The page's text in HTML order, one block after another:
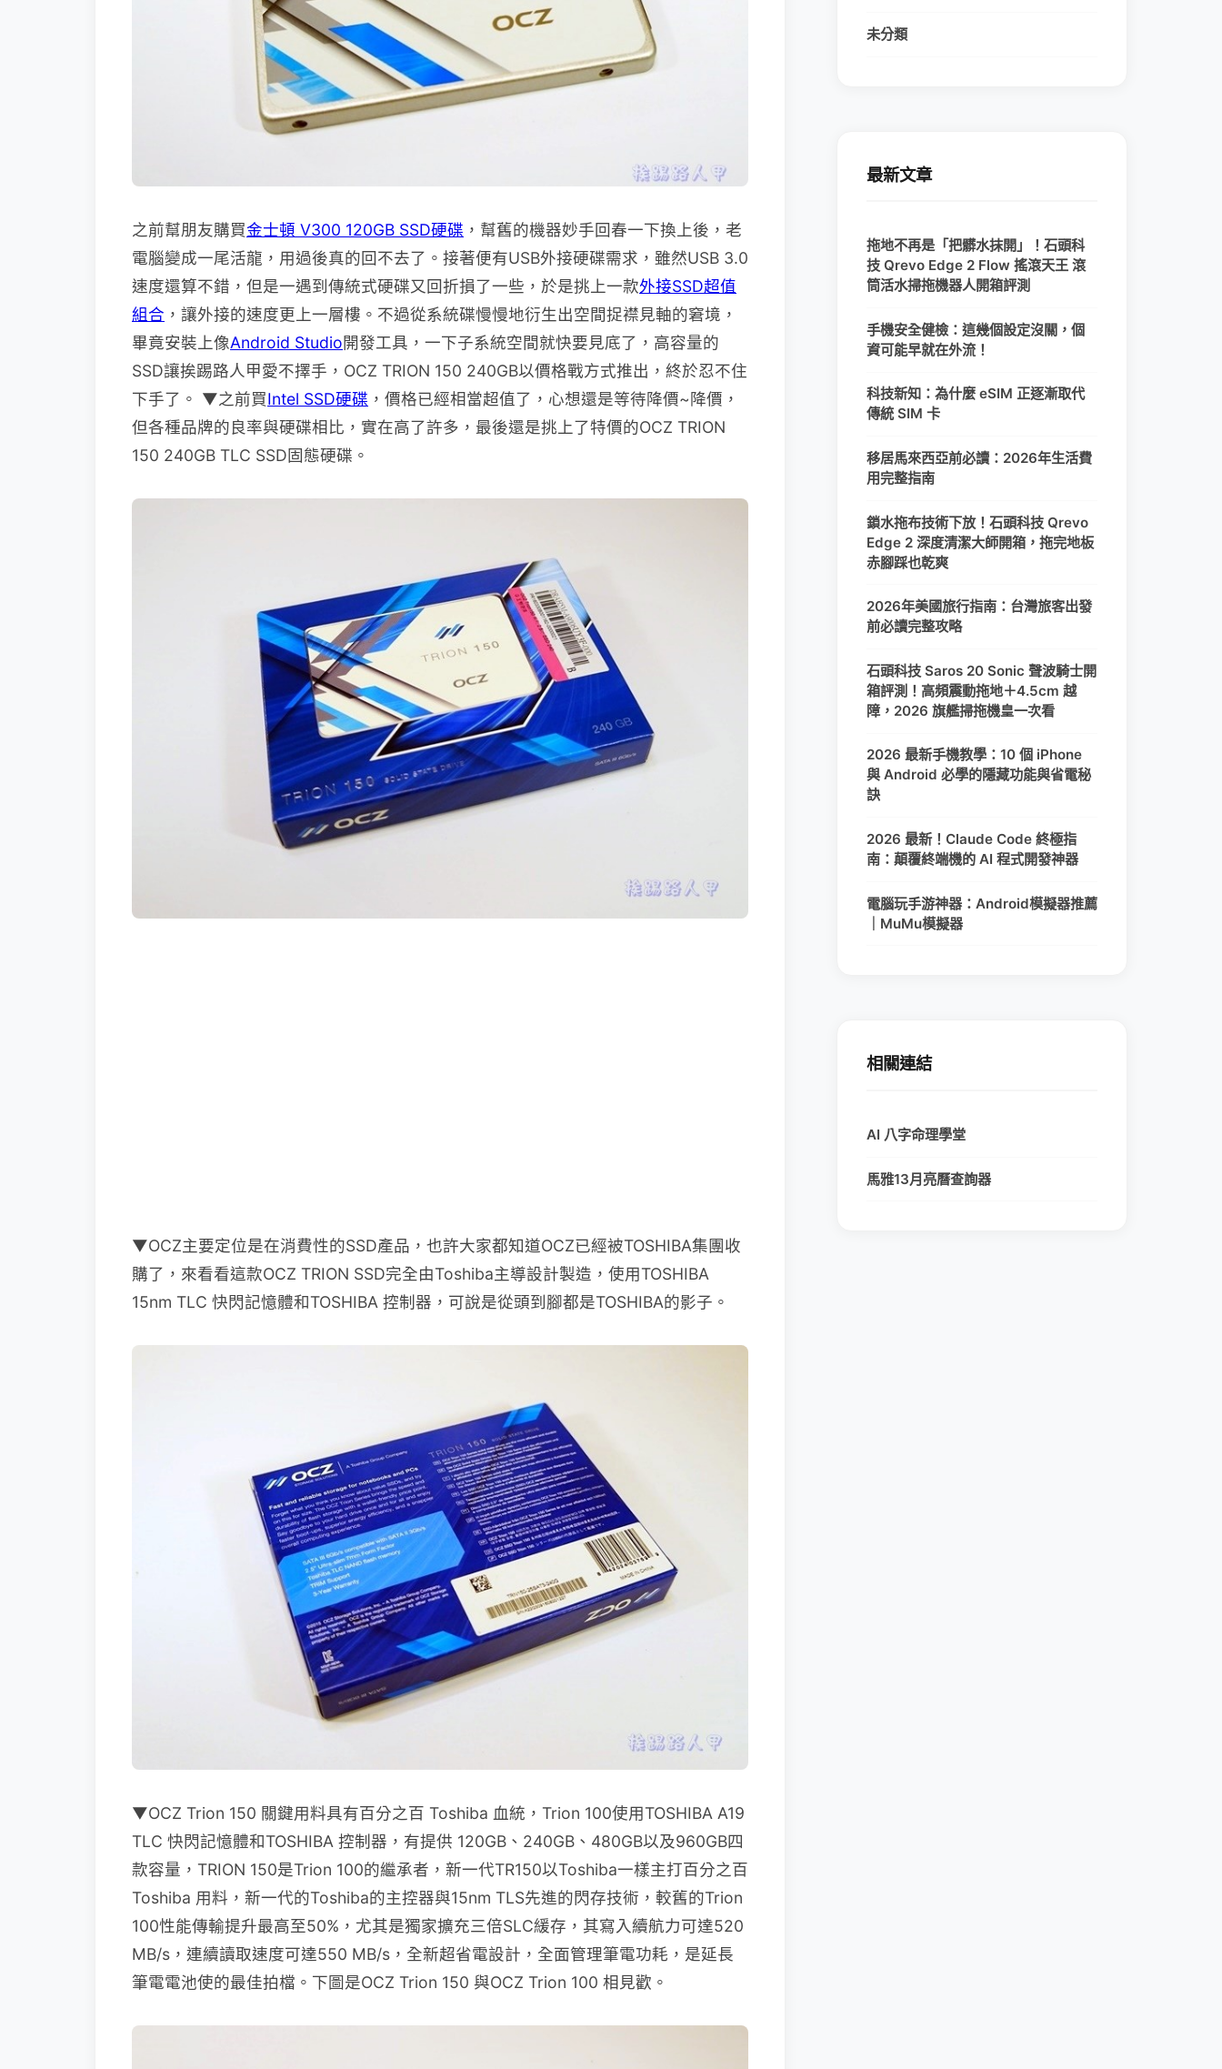
之前幫朋友購買金士頓 V300 120GB SSD硬碟 ，幫舊的機器妙手回春一下換上後，老
電腦變成一尾活龍，用過後真的回不去了。接著便有USB外接硬碟需求，雖然USB 3.0
速度還算不錯，但是一遇到傳統式硬碟又回折損了一些，於是挑上一款外接SSD超值
組合 ，讓外接的速度更上一層樓。不過從系統碟慢慢地衍生出空間捉襟見軸的窘境，
畢竟安裝上像Android Studio開發工具，一下子系統空間就快要見底了，高容量的
SSD讓挨踢路人甲愛不擇手，OCZ TRION 150 240GB以價格戰方式推出，終於忍不住
下手了。 ▼之前買Intel SSD硬碟 ，價格已經相當超值了，心想還是等待降價~降價，
但各種品牌的良率與硬碟相比，實在高了許多，最後還是挑上了特價的OCZ TRION
150 240GB TLC SSD固態硬碟。
▼OCZ主要定位是在消費性的SSD產品，也許大家都知道OCZ已經被TOSHIBA集團收
購了，來看看這款OCZ TRION SSD完全由Toshiba主導設計製造，使用TOSHIBA
15nm TLC 快閃記憶體和TOSHIBA 控制器，可說是從頭到腳都是TOSHIBA的影子。
▼OCZ Trion 150 關鍵用料具有百分之百 Toshiba 血統，Trion 100使用TOSHIBA A19
TLC 快閃記憶體和TOSHIBA 控制器，有提供 120GB、240GB、480GB以及960GB四
款容量，TRION 150是Trion 100的繼承者，新一代TR150以Toshiba一樣主打百分之百
Toshiba 用料，新一代的Toshiba的主控器與15nm TLS先進的閃存技術，較舊的Trion
100性能傳輸提升最高至50%，尤其是獨家擴充三倍SLC緩存，其寫入續航力可達520
MB/s，連續讀取速度可達550 MB/s，全新超省電設計，全面管理筆電功耗，是延長
筆電電池使的最佳拍檔。下圖是OCZ Trion 150 與OCZ Trion 100 相見歡。
未分類
最新文章
拖地不再是「把髒水抹開」！石頭科
技 Qrevo Edge 2 Flow 搖滾天王 滾
筒活水掃拖機器人開箱評測
手機安全健檢：這幾個設定沒關，個
資可能早就在外流！
科技新知：為什麼 eSIM 正逐漸取代
傳統 SIM 卡
移居馬來西亞前必讀：2026年生活費
用完整指南
鎖水拖布技術下放！石頭科技 Qrevo
Edge 2 深度清潔大師開箱，拖完地板
赤腳踩也乾爽
2026年美國旅行指南：台灣旅客出發
前必讀完整攻略
石頭科技 Saros 20 Sonic 聲波騎士開
箱評測！高頻震動拖地＋4.5cm 越
障，2026 旗艦掃拖機皇一次看
2026 最新手機教學：10 個 iPhone
與 Android 必學的隱藏功能與省電秘
訣
2026 最新！Claude Code 終極指
南：顛覆終端機的 AI 程式開發神器
電腦玩手游神器：Android模擬器推薦
｜MuMu模擬器
相關連結
AI 八字命理學堂
馬雅13月亮曆查詢器